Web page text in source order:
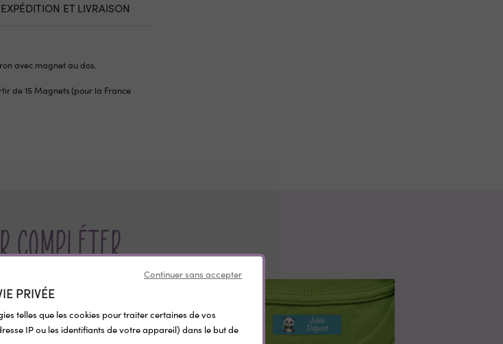
EXPÉDITION ET LIVRAISON
avec magnet au dos.
de 15 Magnets (pour la France
compléter
Continuer sans accepter
PRIVÉE
telles que les cookies pour traiter certaines de vos
IP ou les identifiants de votre appareil) dans le but de